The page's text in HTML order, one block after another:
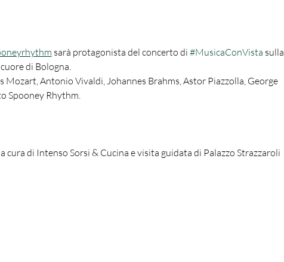
sarà protagonista del concerto di #MusicaConVista sulla
di Bologna.
Mozart, Antonio Vivaldi, Johannes Brahms, Astor Piazzolla, George
Spooney Rhythm.
di Intenso Sorsi & Cucina e visita guidata di Palazzo Strazzaroli